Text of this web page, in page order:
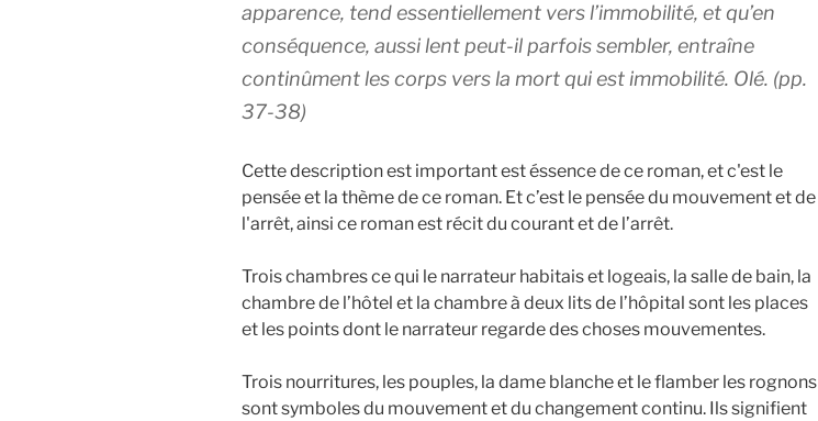
apparence, tend essentiellement vers l’immobilité, et qu’en
conséquence, aussi lent peut-il parfois sembler, entraîne
continûment les corps vers la mort qui est immobilité. Olé. (pp.
37-38)
Cette description est important est éssence de ce roman, et c'est le
pensée et la thème de ce roman. Et c’est le pensée du mouvement et de
l'arrêt, ainsi ce roman est récit du courant et de l’arrêt.
Trois chambres ce qui le narrateur habitais et logeais, la salle de bain, la
chambre de l’hôtel et la chambre à deux lits de l’hôpital sont les places
et les points dont le narrateur regarde des choses mouvementes.
Trois nourritures, les pouples, la dame blanche et le flamber les rognons
sont symboles du mouvement et du changement continu. Ils signifient